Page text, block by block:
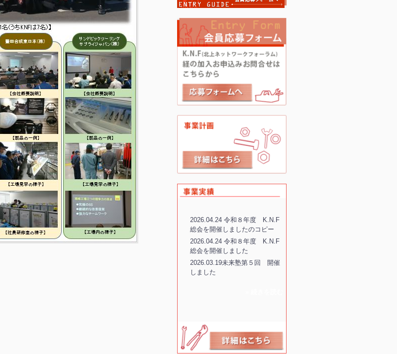
2026.04.24 令和８年度 K.N.F
総会を開催しましたのコピー
2026.04.24 令和８年度 K.N.F
総会を開催しました
2026.03.19未来塾第５回 開催
しました